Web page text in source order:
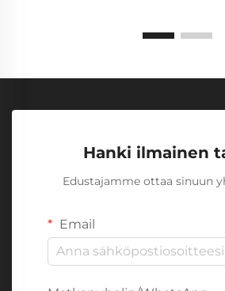
Hanki ilmainen
Edustajamme ottaa sinuun
Email